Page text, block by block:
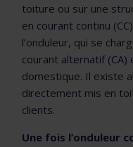
toiture ou sur une
en courant continu
l’onduleur, qui se
courant alternatif
domestique. Il existe
directement mis en
clients.
Une fois l’onduleur